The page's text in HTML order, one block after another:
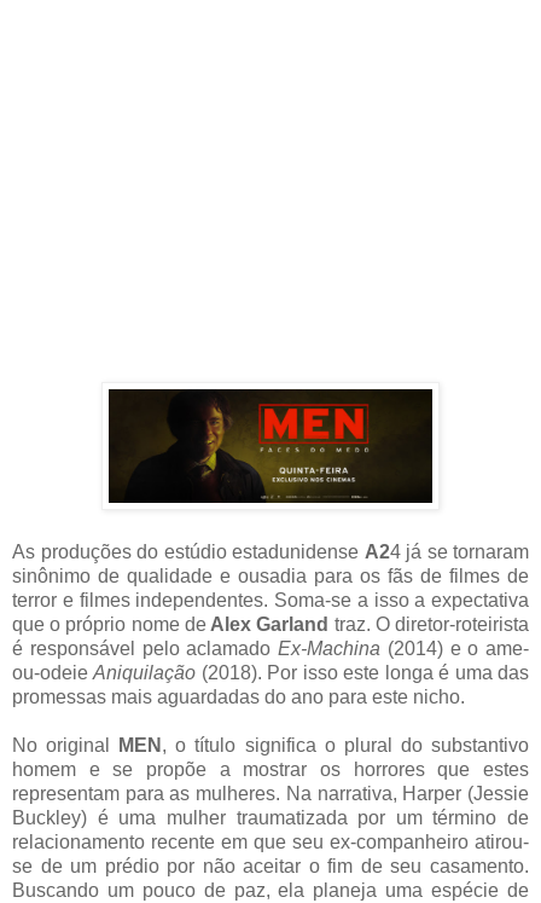
As produções do estúdio estadunidense A24 já se tornaram
sinônimo de qualidade e ousadia para os fãs de filmes de
terror e filmes independentes. Soma-se a isso a expectativa
que o próprio nome deAlex Garland traz. O diretor-roteirista
é responsável pelo aclamado Ex-Machina (2014) e o ame-
ou-odeieAniquilação (2018). Por isso este longa é uma das
promessas mais aguardadas do ano para este nicho.
No original MEN , o título significa o plural do substantivo
homem e se propõe a mostrar os horrores que estes
representam para as mulheres. Na narrativa, Harper (Jessie
Buckley) é uma mulher traumatizada por um término de
relacionamento recente em que seu ex-companheiro atirou-
se de um prédio por não aceitar o fim de seu casamento.
Buscando um pouco de paz, ela planeja uma espécie de